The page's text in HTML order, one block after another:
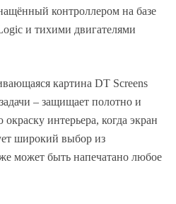
контроллером на базе
и тихими двигателями
картина DT Screens
– защищает полотно и
интерьера, когда экран
широкий выбор из
может быть напечатано любое